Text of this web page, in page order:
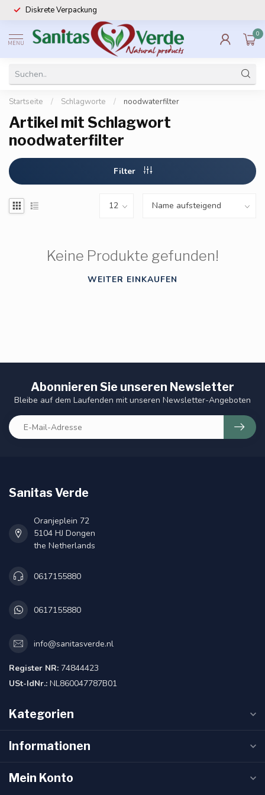
Diskrete Verpackung
MENU
0
Startseite / Schlagworte / noodwaterfilter
Artikel mit Schlagwort
noodwaterfilter
Filter
Keine Produkte gefunden!
WEITER EINKAUFEN
Abonnieren Sie unseren Newsletter
Bleibe auf dem Laufenden mit unseren Newsletter-Angeboten
Sanitas Verde
Oranjeplein 72
5104 HJ Dongen
the Netherlands
0617155880
0617155880
info@sanitasverde.nl
Register NR: 74844423
USt-IdNr.: NL860047787B01
Kategorien
Informationen
Mein Konto